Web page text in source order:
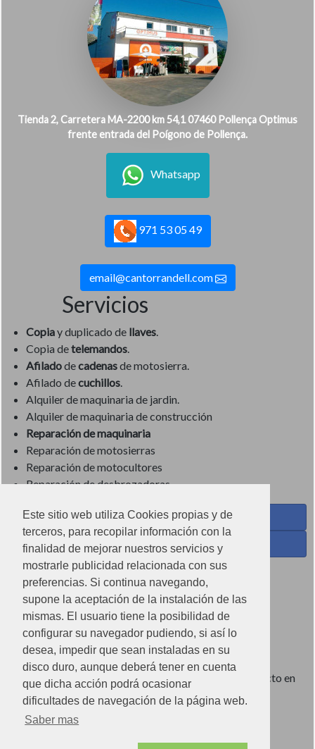
Este sitio web utiliza Cookies propias y de
terceros, para recopilar información con la
finalidad de mejorar nuestros servicios y
mostrarle publicidad relacionada con sus
preferencias. Si continua navegando,
supone la aceptación de la instalación de las
mismas. El usuario tiene la posibilidad de
configurar su navegador pudiendo, si así lo
desea, impedir que sean instaladas en su
disco duro, aunque deberá tener en cuenta
que dicha acción podrá ocasionar
dificultades de navegación de la página web.
Saber mas
Tienda 2, Carretera MA-2200 km 54,1 07460 Pollença Optimus
frente entrada del Poígono de Pollença.
Whatsapp
971 53 05 49
email@cantorrandell.com
Servicios
Copiay duplicado de llaves.
Copia detelemandos.
Afiladodecadenasde motosierra.
Afilado decuchillos.
Alquiler de maquinaria de jardin.
Alquiler de maquinaria de construcción
Reparación de maquinaria
Reparación de motosierras
Reparación de motocultores
Reparación de desbrozadoras
Coses de Cuina - Menaje y hogar en Facebook
Ferreteria Torrandell en Facebook
Coses de Cuina en Instagram
Condiciones de uso
Poítica de redes sociales
Política de cookies
Imágenes no contractuales, pueden diferir de producto en
tienda.